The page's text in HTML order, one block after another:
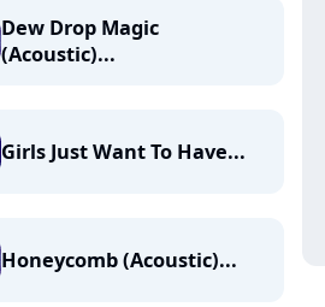
Dew Drop Magic
(Acoustic)...
Girls Just Want To Have...
Honeycomb (Acoustic)...